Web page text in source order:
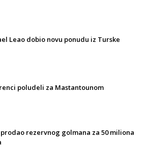
Leao dobio novu ponudu iz Turske
poludeli za Mastantounom
prodao rezervnog golmana za 50 miliona